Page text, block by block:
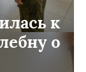
к
о